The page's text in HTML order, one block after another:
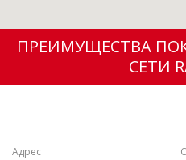
ПРЕИМУЩЕСТВА
СЕТИ
Адрес